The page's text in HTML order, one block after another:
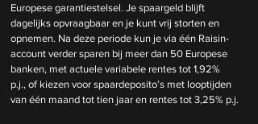
Europese garantiestelsel. Je spaargeld blijft
dagelijks opvraagbaar en je kunt vrij storten en
opnemen. Na deze periode kun je via één Raisin-
account verder sparen bij meer dan 50 Europese
banken, met actuele variabele rentes tot 1,92%
p.j., of kiezen voor spaardeposito’s met looptijden
van één maand tot tien jaar en rentes tot 3,25% p.j.